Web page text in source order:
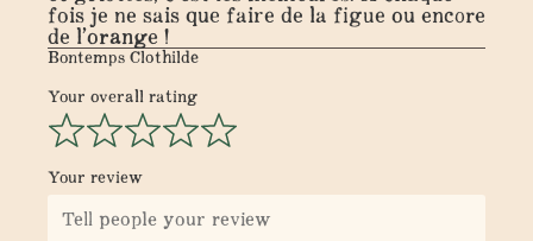
fois je ne sais que faire de la figue ou encore
de l’orange !
Bontemps Clothilde
Your overall rating
Your review